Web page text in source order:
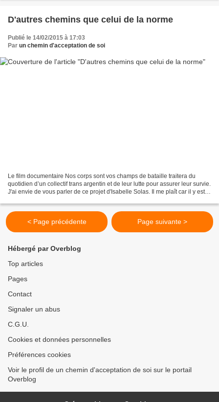
D'autres chemins que celui de la norme
Publié le 14/02/2015 à 17:03
Par un chemin d'acceptation de soi
Le film documentaire Nos corps sont vos champs de bataille traitera du
quotidien d’un collectif trans argentin et de leur lutte pour assurer leur survie.
J'ai envie de vous parler de ce projet d'Isabelle Solas. Il me plaît car il y est
< Page précédente Page suivante >
Hébergé par Overblog
Top articles
Pages
Contact
Signaler un abus
C.G.U.
Cookies et données personnelles
Préférences cookies
Voir le profil de un chemin d'acceptation de soi sur le portail
Overblog